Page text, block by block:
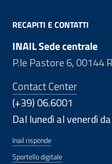
RECAPITI E CONTATTI
INAIL Sede centrale
P.le Pastore 6, 00144
Contact Center
(+39) 06.6001
Dal lunedì al venerdì
Inail risponde
Sportello digitale